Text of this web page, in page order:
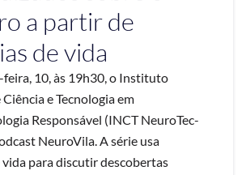
a partir de
de vida
feira, 10, às 19h30, o Instituto
e Tecnologia em
Responsável (INCT NeuroTec-
NeuroVila. A série usa
para discutir descobertas